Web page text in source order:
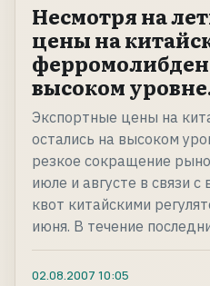
Несмотря на
цены на
ферромолибден
высоком
Экспортные цены на
остались на высоком
резкое сокращение
июле и августе в связи
квот китайскими
июня. В течение
02.08.2007 10:05